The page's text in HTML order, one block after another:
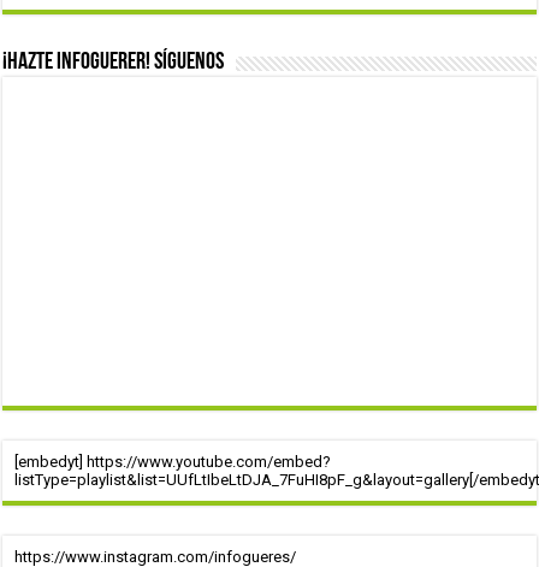
¡Hazte infoguerer! Síguenos
[embedyt] https://www.youtube.com/embed?
listType=playlist&list=UUfLtIbeLtDJA_7FuHI8pF_g&layout=gallery[/
https://www.instagram.com/infogueres/